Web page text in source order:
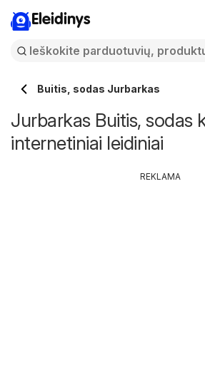
Eleidinys
Buitis, sodas Jurbarkas
Jurbarkas Buitis, sodas
internetiniai leidiniai
REKLAMA